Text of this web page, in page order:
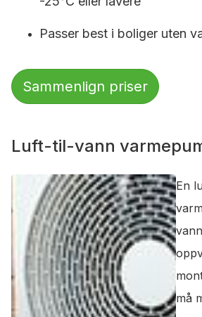
Passer best i boliger uten
Sammenlign priser
Luft-til-vann
En
må